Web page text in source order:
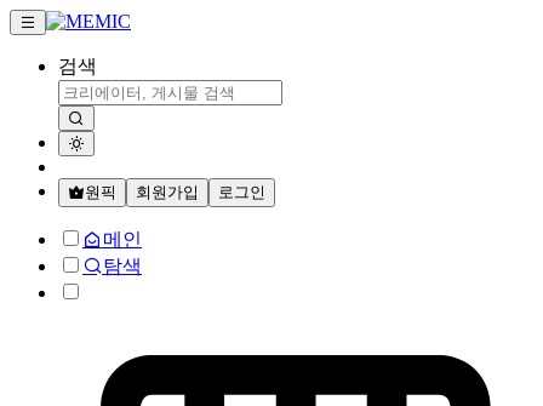
검색
원픽 회원가입 로그인
메인
탐색